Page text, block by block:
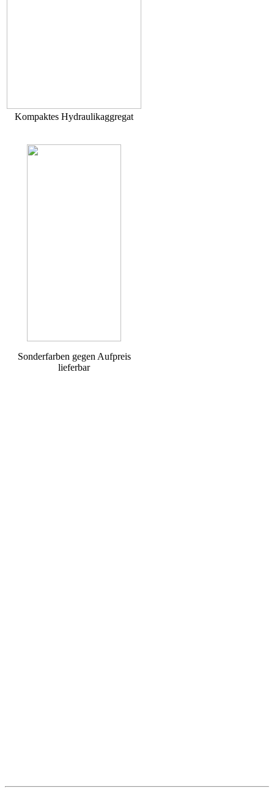
Kompaktes Hydraulikaggregat
Sonderfarben gegen Aufpreis
lieferbar